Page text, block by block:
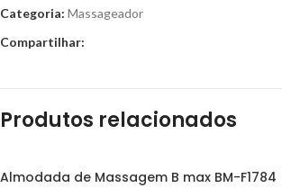
Categoria: Massageador
Compartilhar:
Produtos relacionados
Almodada de Massagem B max BM-F1784